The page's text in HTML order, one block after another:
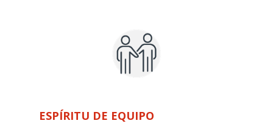
ESPÍRITU DE EQUIPO